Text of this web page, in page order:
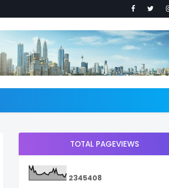
TOTAL PAGEVIEWS
2345408